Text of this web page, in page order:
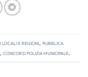
locali e regioni, Pubblica
concorsi polizia municipale.